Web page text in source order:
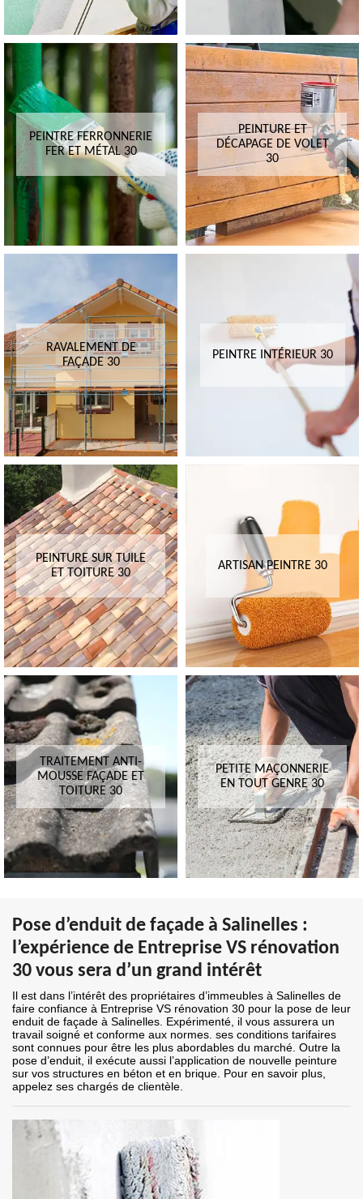
PEINTRE FERRONNERIE
FER ET MÉTAL 30
PEINTURE ET
DÉCAPAGE DE VOLET
30
RAVALEMENT DE
FAÇADE 30
PEINTRE INTÉRIEUR 30
PEINTURE SUR TUILE
ET TOITURE 30
ARTISAN PEINTRE 30
TRAITEMENT ANTI-
MOUSSE FAÇADE ET
TOITURE 30
PETITE MAÇONNERIE
EN TOUT GENRE 30
Pose d’enduit de façade à Salinelles :
l’expérience de Entreprise VS rénovation
30 vous sera d’un grand intérêt
Il est dans l’intérêt des propriétaires d’immeubles à Salinelles de
faire confiance à Entreprise VS rénovation 30 pour la pose de leur
enduit de façade à Salinelles. Expérimenté, il vous assurera un
travail soigné et conforme aux normes. ses conditions tarifaires
sont connues pour être les plus abordables du marché. Outre la
pose d’enduit, il exécute aussi l’application de nouvelle peinture
sur vos structures en béton et en brique. Pour en savoir plus,
appelez ses chargés de clientèle.